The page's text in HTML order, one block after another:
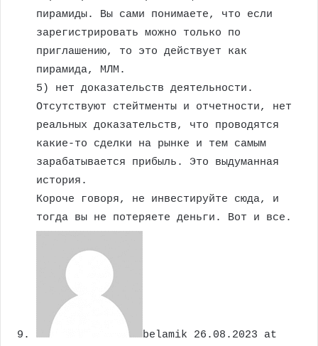
пирамиды. Вы сами понимаете, что если
зарегистрировать можно только по
приглашению, то это действует как
пирамида, МЛМ.
5) нет доказательств деятельности.
Отсутствуют стейтменты и отчетности, нет
реальных доказательств, что проводятся
какие-то сделки на рынке и тем самым
зарабатывается прибыль. Это выдуманная
история.
Короче говоря, не инвестируйте сюда, и
тогда вы не потеряете деньги. Вот и все.
belamik 26.08.2023 at